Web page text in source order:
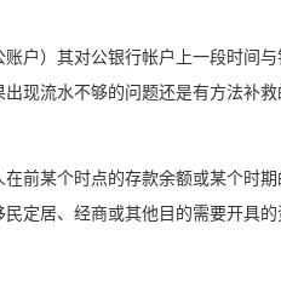
户）其对公银行帐户上一段时间
现流水不够的问题还是有方法补救
前某个时点的存款余额或某个时
定居、经商或其他目的需要开具的